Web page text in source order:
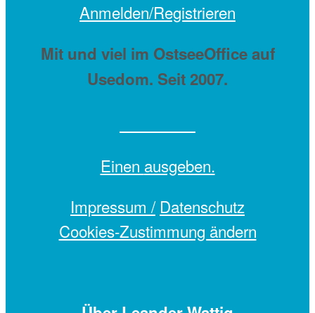
Anmelden/Registrieren
Mit und viel im OstseeOffice auf
Usedom. Seit 2007.
Einen ausgeben.
Impressum / Datenschutz
Cookies-Zustimmung ändern